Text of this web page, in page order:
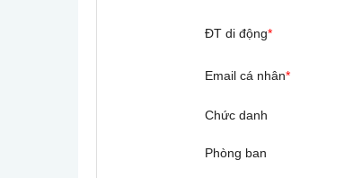
ĐT di động*
Email cá nhân*
Chức danh
Phòng ban